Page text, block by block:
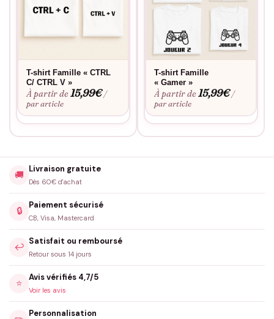
T-shirt Famille « CTRL
C/ CTRL V »
À partir de15,99€ /
par article
T-shirt Famille
« Gamer »
À partir de15,99€ /
par article
🚚
Livraison gratuite
Dès 60€ d'achat
🔒
Paiement sécurisé
CB, Visa, Mastercard
↩️
Satisfait ou remboursé
Retour sous 14 jours
⭐
Avis vérifiés 4,7/5
Voir les avis
Personnalisation